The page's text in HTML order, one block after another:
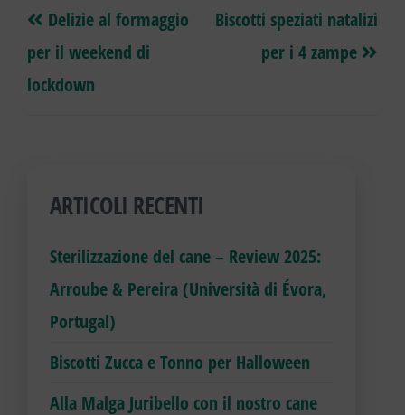
ok er es
t
A a ng
er
nk
Delizie al formaggio
per il weekend di
lockdown
Biscotti speziati natalizi
per i 4 zampe
ARTICOLI RECENTI
Sterilizzazione del cane – Review 2025:
Arroube & Pereira (Università di Évora,
Portugal)
Biscotti Zucca e Tonno per Halloween
Alla Malga Juribello con il nostro cane